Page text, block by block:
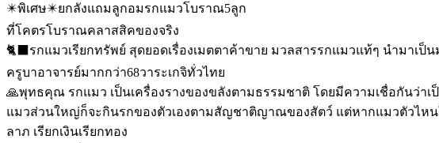
✴️พิเศษ✴️ยกลังแถมลูกอมรกแมวโบราณ5ลูก
ที่โคตรโบราณคลาสสิคของจริง
🐈‍⬛รกแมวเรียกทรัพย์ สุดยอดเรื่องเมตตาค้าขาย มวลสารรกแมวแท้ๆ นำมาเ
ครูบาอาจารย์มากกว่า68วาระเกจิทั่วไทย
🙏พุทธคุณ รกแมว เป็นเครื่องรางของขลังตามธรรมชาติ โดยมีความเชื่อกันว่
แมวส่วนใหญ่ก็จะกินรกของตัวเองตามสัญชาติญาณของสัตว์ แต่หากแมวตัวไหน
ลาภ เรียกเงินเรียกทอง